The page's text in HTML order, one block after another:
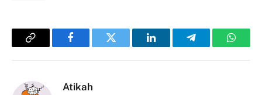
Copy
FacebookTwitter LinkedInTelegram
Atikah